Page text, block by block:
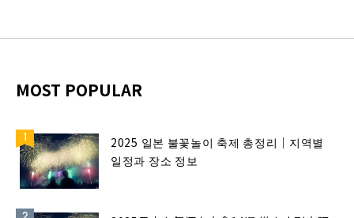
MOST POPULAR
2025 일본 불꽃놀이 축제 총정리｜지역별
일정과 장소 정보